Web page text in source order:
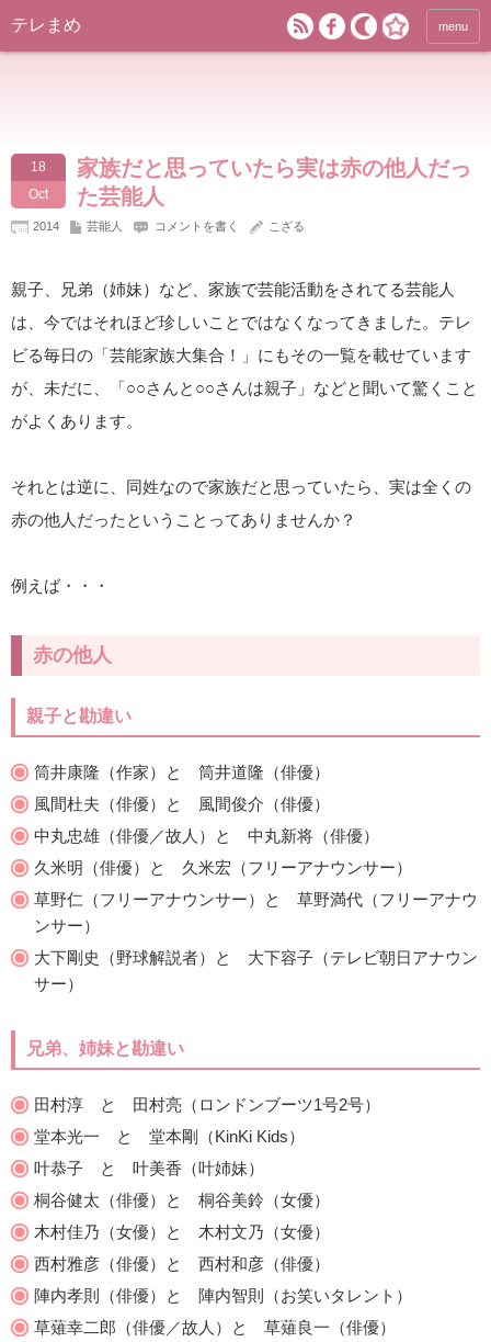
テレまめ menu
18
Oct
家族だと思っていたら実は赤の他人だっ
た芸能人
2014 芸能人 コメントを書く こざる
親子、兄弟（姉妹）など、家族で芸能活動をされてる芸能人
は、今ではそれほど珍しいことではなくなってきました。テレ
ビる毎日の「芸能家族大集合！」にもその一覧を載せています
が、未だに、「○○さんと○○さんは親子」などと聞いて驚くこと
がよくあります。
それとは逆に、同姓なので家族だと思っていたら、実は全くの
赤の他人だったということってありませんか？
例えば・・・
赤の他人
親子と勘違い
筒井康隆（作家）と 筒井道隆（俳優）
風間杜夫（俳優）と 風間俊介（俳優）
中丸忠雄（俳優／故人）と 中丸新将（俳優）
久米明（俳優）と 久米宏（フリーアナウンサー）
草野仁（フリーアナウンサー）と 草野満代（フリーアナウ
ンサー）
大下剛史（野球解説者）と 大下容子（テレビ朝日アナウン
サー）
兄弟、姉妹と勘違い
田村淳 と 田村亮（ロンドンブーツ1号2号）
堂本光一 と 堂本剛（KinKi Kids）
叶恭子 と 叶美香（叶姉妹）
桐谷健太（俳優）と 桐谷美鈴（女優）
木村佳乃（女優）と 木村文乃（女優）
西村雅彦（俳優）と 西村和彦（俳優）
陣内孝則（俳優）と 陣内智則（お笑いタレント）
草薙幸二郎（俳優／故人）と 草薙良一（俳優）